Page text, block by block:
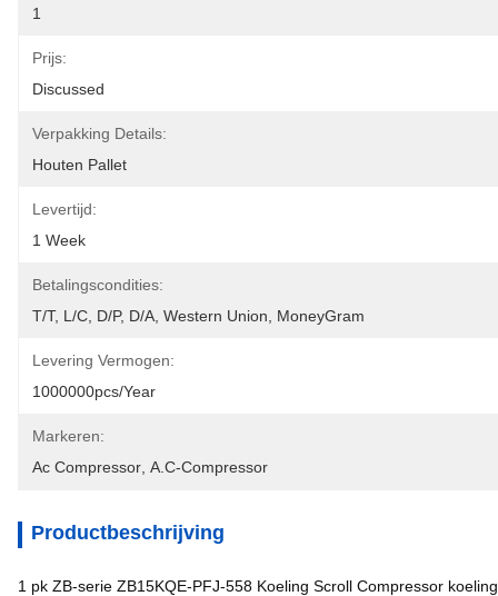
1
Prijs:
Discussed
Verpakking Details:
Houten Pallet
Levertijd:
1 Week
Betalingscondities:
T/T, L/C, D/P, D/A, Western Union, MoneyGram
Levering Vermogen:
1000000pcs/year
Markeren:
Ac Compressor A.c-Compressor
Productbeschrijving
1 pk ZB-serie ZB15KQE-PFJ-558 Koeling Scroll Compressor